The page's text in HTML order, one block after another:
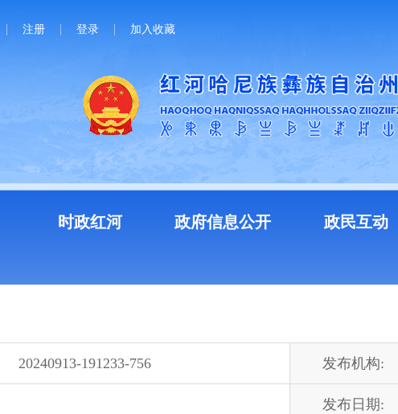
注册 登录 加入收藏
时政红河 政府信息公开 政民互动
20240913-191233-756 发布机构:
发布日期: